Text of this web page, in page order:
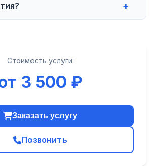
Стоимость услуги:
3 500 ₽
Заказать услугу
Позвонить